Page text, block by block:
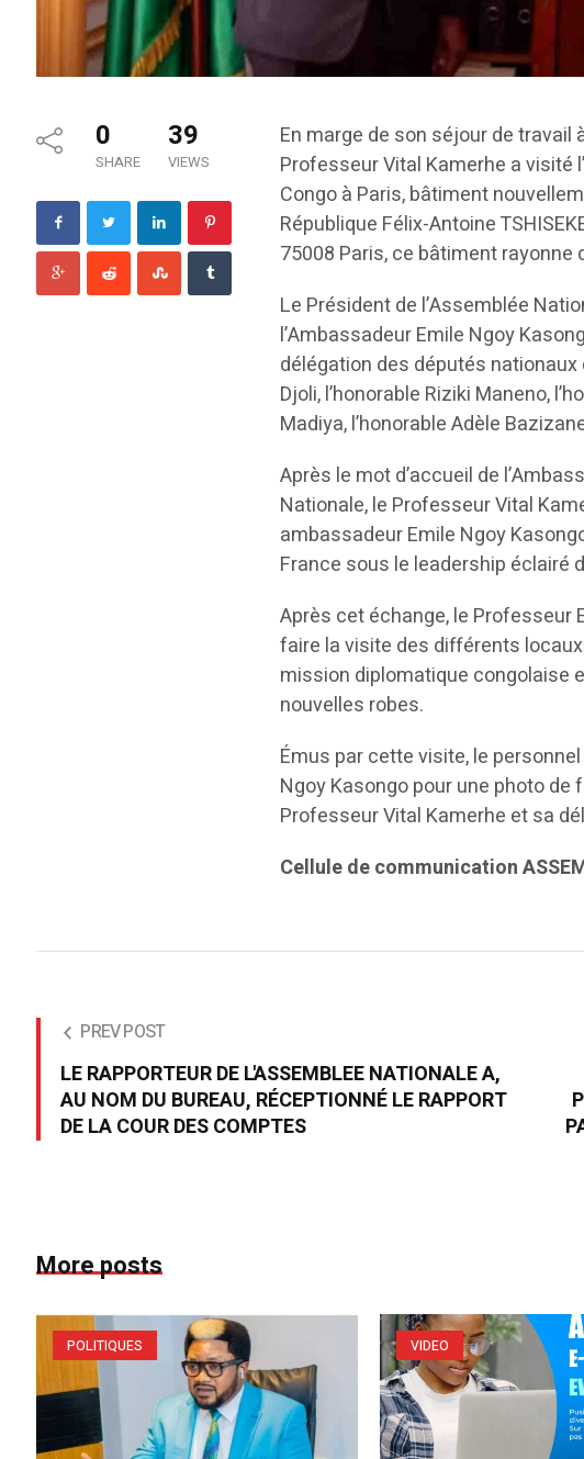
0
SHARE
39
VIEWS
En marge de son séjour de travail
Professeur Vital Kamerhe a visité
Congo à Paris, bâtiment
République Félix-Antoine
75008 Paris, ce bâtiment rayonne
Le Président de l’Assemblée
l’Ambassadeur Emile Ngoy
délégation des députés
Djoli, l’honorable Riziki Maneno,
Madiya, l’honorable Adèle
Après le mot d’accueil de
Nationale, le Professeur Vital
ambassadeur Emile Ngoy
France sous le leadership éclairé
Après cet échange, le Professeur
faire la visite des différents
mission diplomatique congolaise
nouvelles robes.
Émus par cette visite, le
Ngoy Kasongo pour une photo de
Professeur Vital Kamerhe et sa
Cellule de communication
PREV POST
LE RAPPORTEUR DE L'ASSEMBLEE NATIONALE A,
AU NOM DU BUREAU, RÉCEPTIONNÉ LE RAPPORT
DE LA COUR DES COMPTES
More posts
POLITIQUES VIDEO